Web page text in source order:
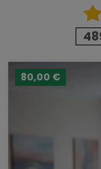
80,00 €